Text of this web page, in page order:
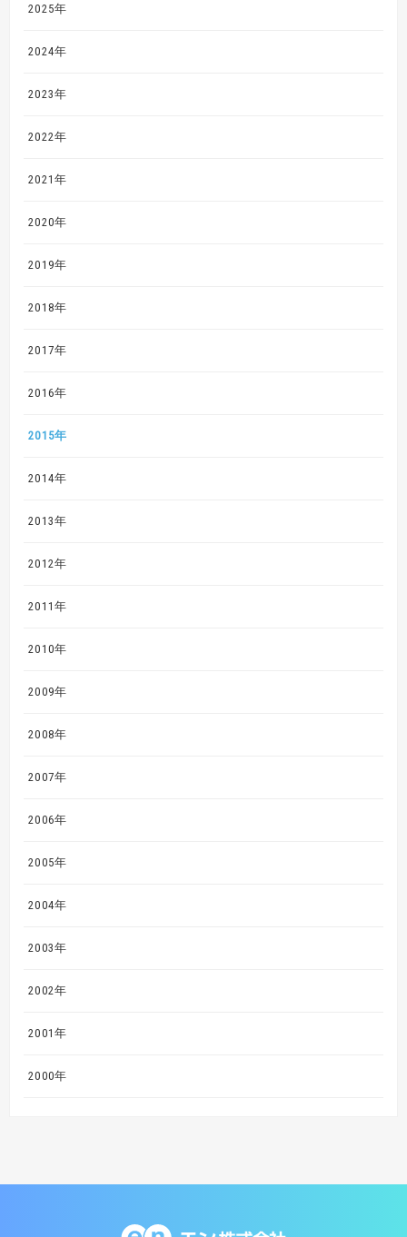
2025年
2024年
2023年
2022年
2021年
2020年
2019年
2018年
2017年
2016年
2015年
2014年
2013年
2012年
2011年
2010年
2009年
2008年
2007年
2006年
2005年
2004年
2003年
2002年
2001年
2000年